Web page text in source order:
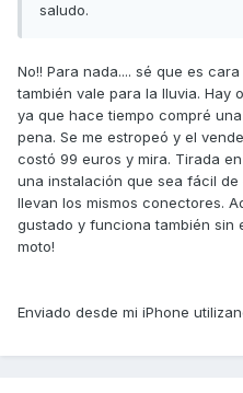
saludo.
No!! Para nada.... sé que es
también vale para la lluvia. Hay
ya que hace tiempo compré
pena. Se me estropeó y el
costó 99 euros y mira. Tirada
una instalación que sea fácil de
llevan los mismos conectores.
gustado y funciona también sin
moto!
Enviado desde mi iPhone